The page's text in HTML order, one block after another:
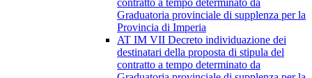
contratto a tempo determinato da
Graduatoria provinciale di supplenza per la
Provincia di Imperia
AT IM VII Decreto individuazione dei
destinatari della proposta di stipula del
contratto a tempo determinato da